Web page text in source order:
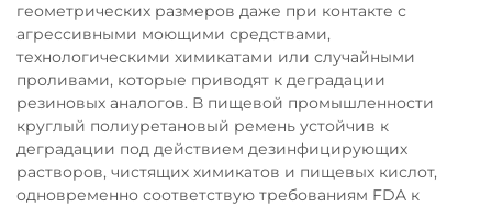
геометрических размеров даже при контакте с
агрессивными моющими средствами,
технологическими химикатами или случайными
проливами, которые приводят к деградации
резиновых аналогов. В пищевой промышленности
круглый полиуретановый ремень устойчив к
деградации под действием дезинфицирующих
растворов, чистящих химикатов и пищевых кислот,
одновременно соответствую требованиям FDA к